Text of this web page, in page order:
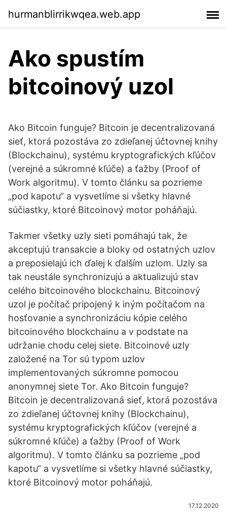
hurmanblirrikwqea.web.app
Ako spustím
bitcoinový uzol
Ako Bitcoin funguje? Bitcoin je decentralizovaná
sieť, ktorá pozostáva zo zdieľanej účtovnej knihy
(Blockchainu), systému kryptografických kľúčov
(verejné a súkromné kľúče) a ťažby (Proof of
Work algoritmu). V tomto článku sa pozrieme
„pod kapotu“ a vysvetlíme si všetky hlavné
súčiastky, ktoré Bitcoinový motor poháňajú.
Takmer všetky uzly sieti pomáhajú tak, že
akceptujú transakcie a bloky od ostatných uzlov
a preposielajú ich ďalej k ďalším uzlom. Uzly sa
tak neustále synchronizujú a aktualizujú stav
celého bitcoinového blockchainu. Bitcoinový
uzol je počítač pripojený k iným počítačom na
hosťovanie a synchronizáciu kópie celého
bitcoinového blockchainu a v podstate na
udržanie chodu celej siete. Bitcoinové uzly
založené na Tor sú typom uzlov
implementovaných súkromne pomocou
anonymnej siete Tor. Ako Bitcoin funguje?
Bitcoin je decentralizovaná sieť, ktorá pozostáva
zo zdieľanej účtovnej knihy (Blockchainu),
systému kryptografických kľúčov (verejné a
súkromné kľúče) a ťažby (Proof of Work
algoritmu). V tomto článku sa pozrieme „pod
kapotu“ a vysvetlíme si všetky hlavné súčiastky,
ktoré Bitcoinový motor poháňajú.
17.12.2020